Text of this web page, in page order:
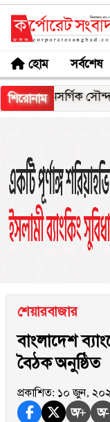
হোম সর্বশেষ
শিরোনামসৌন্দর্য
শেয়ারবাজার
বাংলাদেশ
বৈঠক অনুষ্ঠিত
প্রকাশিত: ১০ জুন,
অ+ অ-